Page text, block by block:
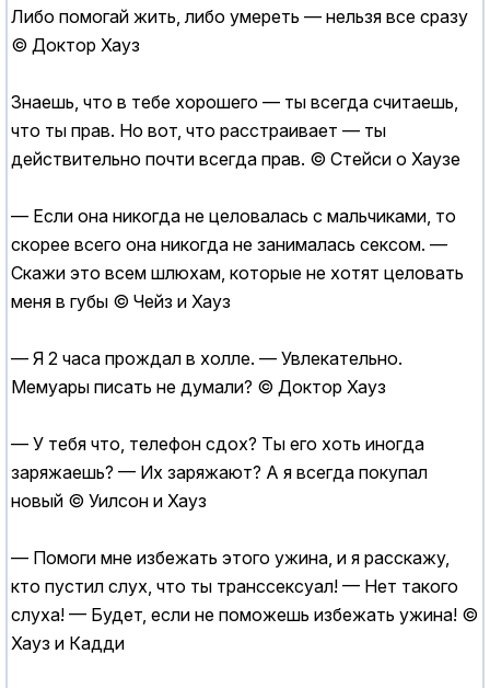
Либо помогай жить, либо умереть — нельзя все сразу
© Доктор Хауз
Знаешь, что в тебе хорошего — ты всегда считаешь,
что ты прав. Но вот, что расстраивает — ты
действительно почти всегда прав. © Стейси о Хаузе
— Если она никогда не целовалась с мальчиками, то
скорее всего она никогда не занималась cекcом. —
Скажи это всем шлюхам, которые не хотят целовать
меня в губы © Чейз и Хауз
— Я 2 часа прождал в холле. — Увлекательно.
Мемуары писать не думали? © Доктор Хауз
— У тебя что, телефон сдох? Ты его хоть иногда
заряжаешь? — Их заряжают? А я всегда покупал
новый © Уилсон и Хауз
— Помоги мне избежать этого ужина, и я расскажу,
кто пустил слух, что ты трансcекcуал! — Нет такого
слуха! — Будет, если не поможешь избежать ужина! ©
Хауз и Кадди